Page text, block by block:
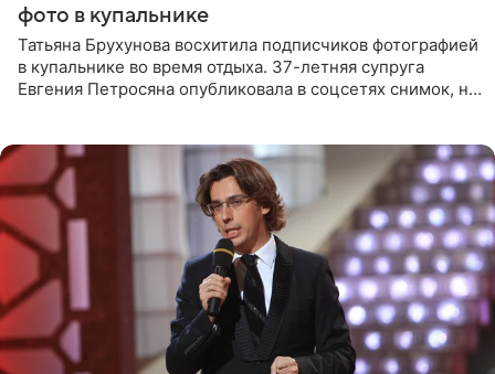
фото в купальнике
Татьяна Брухунова восхитила подписчиков фотографией
в купальнике во время отдыха. 37-летняя супруга
Евгения Петросяна опубликовала в соцсетях снимок, на